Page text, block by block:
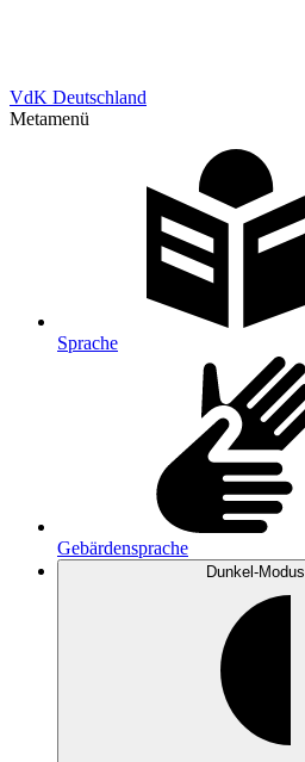
VdK Deutschland
Metamenü
Sprache
Gebärdensprache
Dunkel-Modus